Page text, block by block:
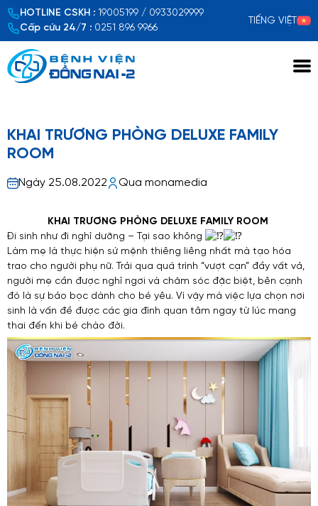
HOTLINE CSKH : 19005199 / 0933029999
Cấp cứu 24/7 : 0251 896 9966
TIẾNG VIỆT
KHAI TRƯƠNG PHÒNG DELUXE FAMILY
ROOM
Ngày 25.08.2022 Qua monamedia
KHAI TRƯƠNG PHÒNG DELUXE FAMILY ROOM
Đi sinh như đi nghỉ dưỡng – Tại sao không
Làm mẹ là thực hiện sứ mệnh thiêng liêng nhất mà tạo hóa
trao cho người phụ nữ. Trải qua quá trình “vượt cạn” đầy vất vả,
người mẹ cần được nghỉ ngơi và chăm sóc đặc biệt, bên cạnh
đó là sự bảo bọc dành cho bé yêu. Vì vậy mà việc lựa chọn nơi
sinh là vấn đề được các gia đình quan tâm ngay từ lúc mang
thai đến khi bé chào đời.